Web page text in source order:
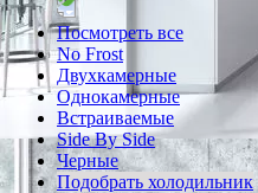
Посмотреть все
No Frost
Двухкамерные
Однокамерные
Встраиваемые
Side By Side
Черные
Подобрать холодильник